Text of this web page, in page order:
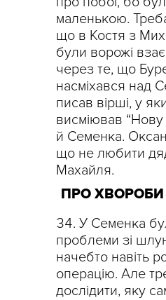
маленькою.
що в Костя з
були ворожі
через те, що
насміхався над
писав вірші, у
висміював “Нову
й Семенка.
що не любити
Махайля.
ПРО ХВОРОБИ
У Семенка
проблеми зі
начебто навіть
операцію. Але
дослідити, яку